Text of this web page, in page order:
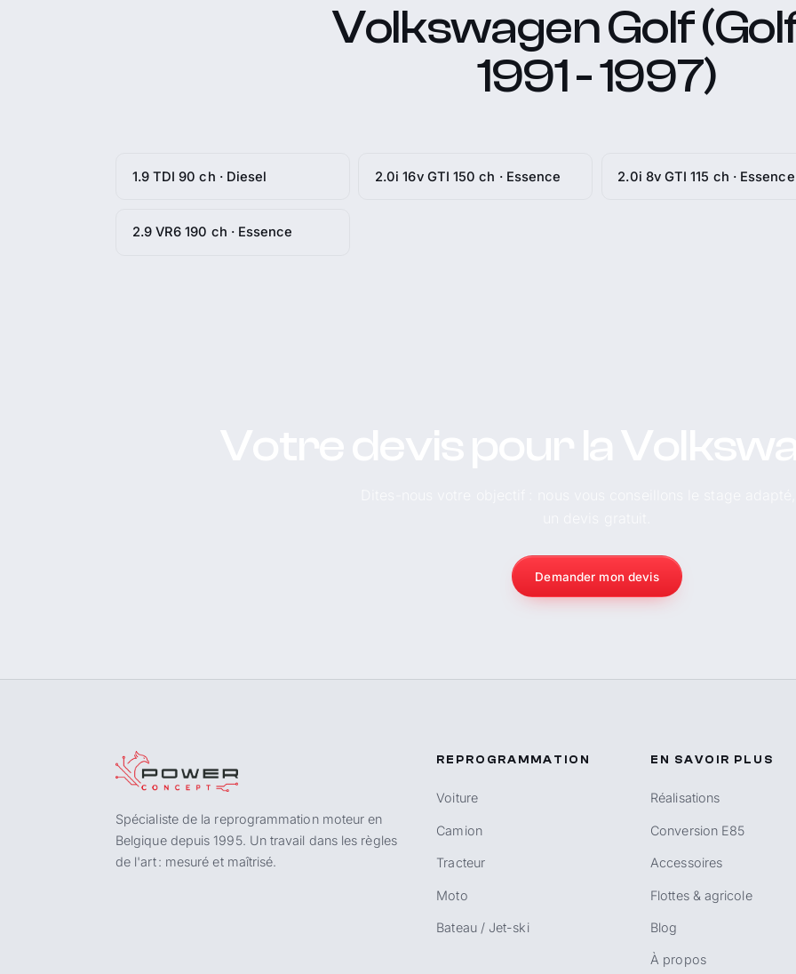
Volkswagen Golf
1991 - 1997)
1.9 TDI 90 ch · Diesel 2.0i 16v GTI 150 ch · Essence 2.0i 8v GTI 115 ch · Essence
2.9 VR6 190 ch · Essence
Demander mon devis
Spécialiste de la reprogrammation moteur en
Belgique depuis 1995. Un travail dans les règles
de l'art : mesuré et maîtrisé.
REPROGRAMMATION
Voiture
Camion
Tracteur
Moto
Bateau / Jet-ski
EN SAVOIR PLUS
Réalisations
Conversion E85
Accessoires
Flottes & agricole
Blog
À propos